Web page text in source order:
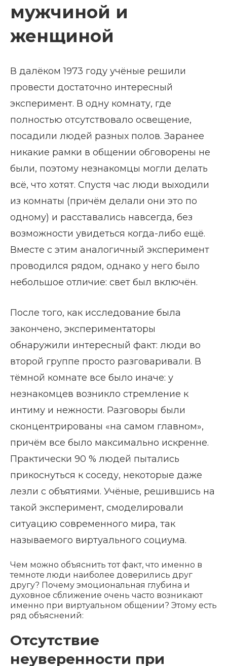
мужчиной и
женщиной
В далёком 1973 году учёные решили
провести достаточно интересный
эксперимент. В одну комнату, где
полностью отсутствовало освещение,
посадили людей разных полов. Заранее
никакие рамки в общении обговорены не
были, поэтому незнакомцы могли делать
всё, что хотят. Спустя час люди выходили
из комнаты (причём делали они это по
одному) и расставались навсегда, без
возможности увидеться когда-либо ещё.
Вместе с этим аналогичный эксперимент
проводился рядом, однако у него было
небольшое отличие: свет был включён.
После того, как исследование была
закончено, экспериментаторы
обнаружили интересный факт: люди во
второй группе просто разговаривали. В
тёмной комнате все было иначе: у
незнакомцев возникло стремление к
интиму и нежности. Разговоры были
сконцентрированы «на самом главном»,
причём все было максимально искренне.
Практически 90 % людей пытались
прикоснуться к соседу, некоторые даже
лезли с объятиями. Учёные, решившись на
такой эксперимент, смоделировали
ситуацию современного мира, так
называемого виртуального социума.
Чем можно объяснить тот факт, что именно в
темноте люди наиболее доверились друг
другу? Почему эмоциональная глубина и
духовное сближение очень часто возникают
именно при виртуальном общении? Этому есть
ряд объяснений:
Отсутствие
неуверенности при